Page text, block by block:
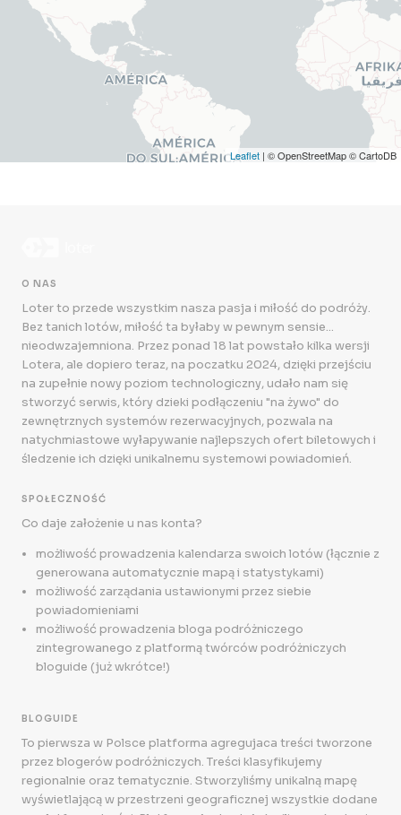
Leaflet | © OpenStreetMap © CartoDB
O NAS
Loter to przede wszystkim nasza pasja i miłość do podróży.
Bez tanich lotów, miłość ta byłaby w pewnym sensie...
nieodwzajemniona. Przez ponad 18 lat powstało kilka wersji
Lotera, ale dopiero teraz, na poczatku 2024, dzięki przejściu
na zupełnie nowy poziom technologiczny, udało nam się
stworzyć serwis, który dzieki podłączeniu "na żywo" do
zewnętrznych systemów rezerwacyjnych, pozwala na
natychmiastowe wyłapywanie najlepszych ofert biletowych i
śledzenie ich dzięki unikalnemu systemowi powiadomień.
SPOŁECZNOŚĆ
Co daje założenie u nas konta?
możliwość prowadzenia kalendarza swoich lotów (łącznie z
generowana automatycznie mapą i statystykami)
możliwość zarządania ustawionymi przez siebie
powiadomieniami
możliwość prowadzenia bloga podróżniczego
zintegrowanego z platformą twórców podróżniczych
bloguide (już wkrótce!)
BLOGUIDE
To pierwsza w Polsce platforma agregujaca treści tworzone
przez blogerów podróżniczych. Treści klasyfikujemy
regionalnie oraz tematycznie. Stworzyliśmy unikalną mapę
wyświetlającą w przestrzeni geograficznej wszystkie dodane